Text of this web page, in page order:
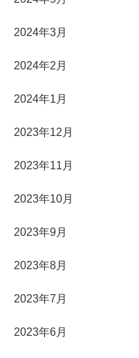
2024年3月
2024年2月
2024年1月
2023年12月
2023年11月
2023年10月
2023年9月
2023年8月
2023年7月
2023年6月